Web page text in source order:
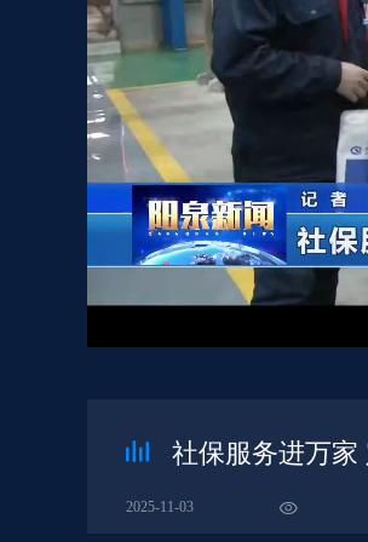
社保服务进万家
2025-11-03